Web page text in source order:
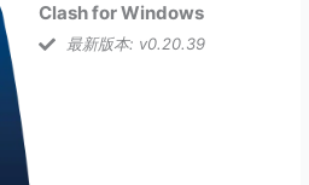
Clash for Windows
最新版本: v0.20.39